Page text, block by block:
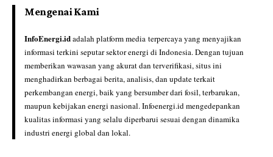
Mengenai Kami
InfoEnergi.idadalah platform media terpercaya yang menyajikan
informasi terkini seputar sektor energi di Indonesia. Dengan tujuan
memberikan wawasan yang akurat dan terverifikasi, situs ini
menghadirkan berbagai berita, analisis, dan update terkait
perkembangan energi, baik yang bersumber dari fosil, terbarukan,
maupun kebijakan energi nasional. Infoenergi.id mengedepankan
kualitas informasi yang selalu diperbarui sesuai dengan dinamika
industri energi global dan lokal.